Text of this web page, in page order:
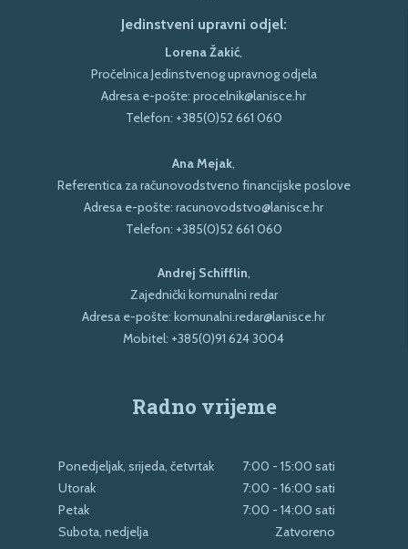
Jedinstveni upravni odjel:
Lorena Žakić,
Pročelnica Jedinstvenog upravnog odjela
Adresa e-pošte: procelnik@lanisce.hr
Telefon: +385(0)52 661 060
Ana Mejak,
Referentica za računovodstveno financijske poslove
Adresa e-pošte: racunovodstvo@lanisce.hr
Telefon: +385(0)52 661 060
Andrej Schifflin,
Zajednički komunalni redar
Adresa e-pošte: komunalni.redar@lanisce.hr
Mobitel: +385(0)91 624 3004
Radno vrijeme
Ponedjeljak, srijeda, četvrtak
7:00 - 15:00 sati
Utorak
7:00 - 16:00 sati
Petak
7:00 - 14:00 sati
Subota, nedjelja
Zatvoreno